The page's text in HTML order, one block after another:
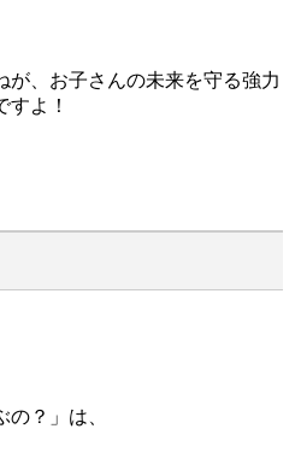
が、お子さんの未来を守る強力
すよ！
の？」は、